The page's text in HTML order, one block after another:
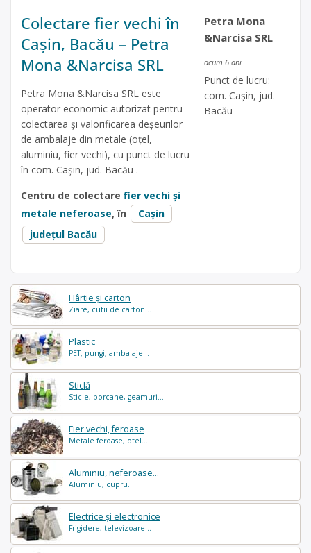
Hârtie și carton
Ziare, cutii de carton...
Plastic
PET, pungi, ambalaje...
Sticlă
Sticle, borcane, geamuri...
Fier vechi, feroase
Metale feroase, otel...
Aluminiu, neferoase...
Aluminiu, cupru...
Electrice și electronice
Frigidere, televizoare...
Colectare fier vechi în
Cașin, Bacău – Petra
Mona &Narcisa SRL
Petra Mona &Narcisa SRL este
operator economic autorizat pentru
colectarea și valorificarea deșeurilor
de ambalaje din metale (oțel,
aluminiu, fier vechi), cu punct de lucru
în com. Cașin, jud. Bacău .
Centru de colectare fier vechi și
metale neferoase, în
Cașin
județul Bacău
Petra Mona
&Narcisa SRL
acum 6 ani
Punct de lucru:
com. Cașin, jud.
Bacău